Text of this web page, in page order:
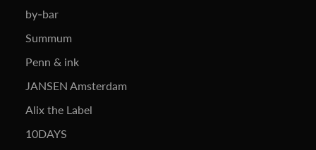
by-bar
Summum
Penn & ink
JANSEN Amsterdam
Alix the Label
10DAYS